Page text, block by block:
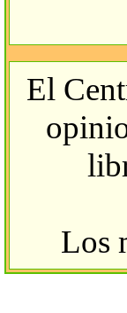
El
Los